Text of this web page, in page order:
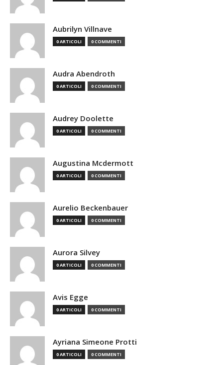
Aubrilyn Villnave
0 ARTICOLI 0 COMMENTI
Audra Abendroth
0 ARTICOLI 0 COMMENTI
Audrey Doolette
0 ARTICOLI 0 COMMENTI
Augustina Mcdermott
0 ARTICOLI 0 COMMENTI
Aurelio Beckenbauer
0 ARTICOLI 0 COMMENTI
Aurora Silvey
0 ARTICOLI 0 COMMENTI
Avis Egge
0 ARTICOLI 0 COMMENTI
Ayriana Simeone Protti
0 ARTICOLI 0 COMMENTI